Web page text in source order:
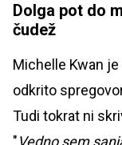
Dolga pot do
čudež
Michelle Kwan
odkrito
Tudi tokrat ni
"Vedno sem